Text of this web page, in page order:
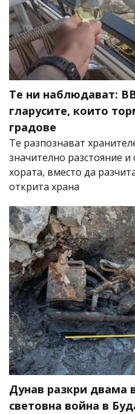
Те ни наблюдават:
гларусите, които
градове
Те разпознават
значително разстояние и
хората, вместо да
открита храна
Дунав разкри двама
световна война в